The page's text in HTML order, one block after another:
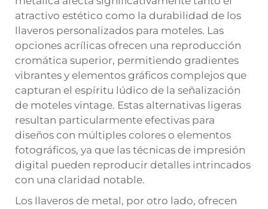
atractivo estético como la durabilidad de los
llaveros personalizados para moteles. Las
opciones acrílicas ofrecen una reproducción
cromática superior, permitiendo gradientes
vibrantes y elementos gráficos complejos que
capturan el espíritu lúdico de la señalización
de moteles vintage. Estas alternativas ligeras
resultan particularmente efectivas para
diseños con múltiples colores o elementos
fotográficos, ya que las técnicas de impresión
digital pueden reproducir detalles intrincados
con una claridad notable.
Los llaveros de metal, por otro lado, ofrecen